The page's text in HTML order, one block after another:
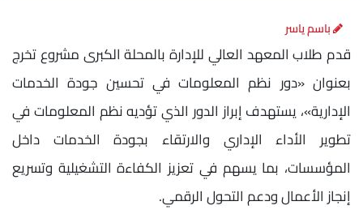
باسم ياسر
قدم طلاب المعهد العالي للإدارة بالمحلة الكبرى مشروع تخرج
بعنوان «دور نظم المعلومات في تحسين جودة الخدمات
الإدارية»، يستهدف إبراز الدور الذي تؤديه نظم المعلومات في
تطوير الأداء الإداري والارتقاء بجودة الخدمات داخل
المؤسسات، بما يسهم في تعزيز الكفاءة التشغيلية وتسريع
إنجاز الأعمال ودعم التحول الرقمي.